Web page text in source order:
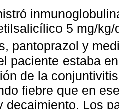
5 mg/
pantoprazol y
paciente estaba
de la
fiebre que en
decaimiento. Los